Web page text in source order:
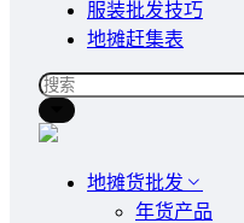
服装批发技巧
地摊赶集表
地摊货批发
年货产品